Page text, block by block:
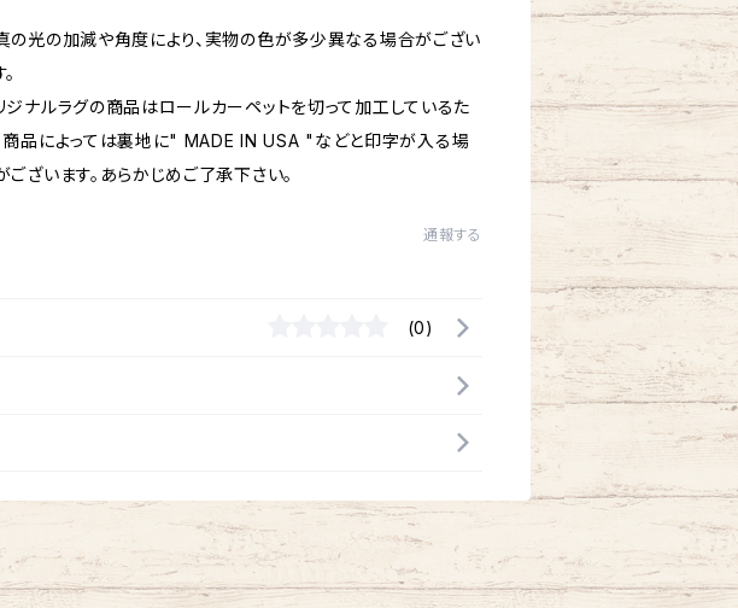
の光の加減や角度により、実物の色が多少異なる場合がござい
ジナルラグの商品はロールカーペットを切って加工しているた
商品によっては裏地に" MADE IN USA "などと印字が入る場
ございます。あらかじめご了承下さい。
通報する
(0)